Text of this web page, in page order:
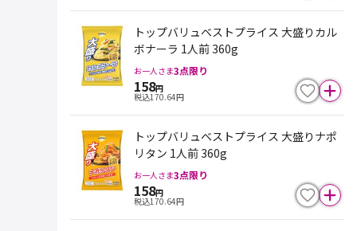
トップバリュベストプライス 大盛りカル
ボナーラ 1人前 360g
お一人さま3点限り
158円
税込170.64円
トップバリュベストプライス 大盛りナポ
リタン 1人前 360g
お一人さま3点限り
158円
税込170.64円